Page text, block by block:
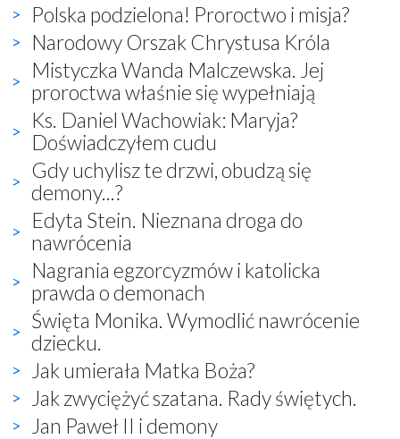
Polska podzielona! Proroctwo i misja?
Narodowy Orszak Chrystusa Króla
Mistyczka Wanda Malczewska. Jej
proroctwa właśnie się wypełniają
Ks. Daniel Wachowiak: Maryja?
Doświadczyłem cudu
Gdy uchylisz te drzwi, obudzą się
demony...?
Edyta Stein. Nieznana droga do
nawrócenia
Nagrania egzorcyzmów i katolicka
prawda o demonach
Święta Monika. Wymodlić nawrócenie
dziecku.
Jak umierała Matka Boża?
Jak zwyciężyć szatana. Rady świętych.
Jan Paweł II i demony